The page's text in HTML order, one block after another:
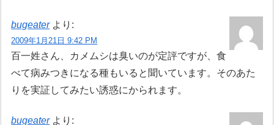
bugeater より:
2009年1月21日 9:42 PM
百一姓さん、カメムシは臭いのが定評ですが、食
べて病みつきになる種もいると聞いています。そのあた
りを実証してみたい誘惑にかられます。
bugeater より: